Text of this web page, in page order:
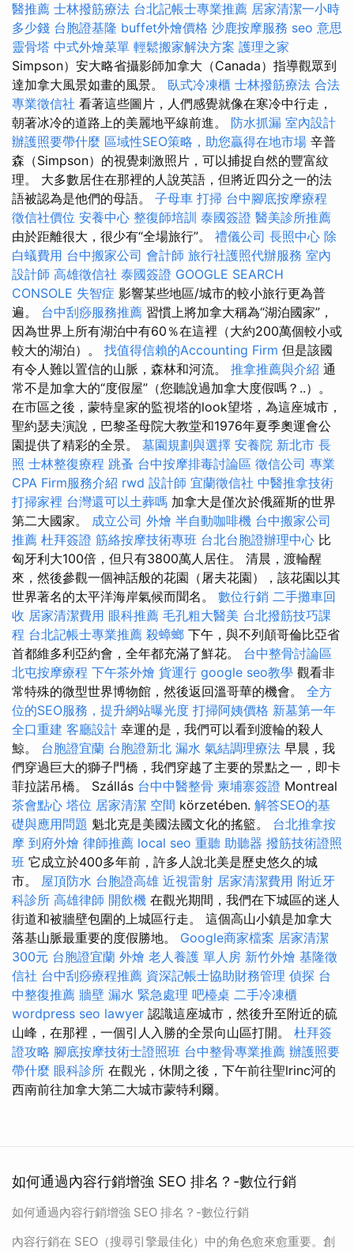
醫推薦 士林撥筋療法 台北記帳士專業推薦 居家清潔一小時
多少錢 台胞證基隆 buffet外燴價格 沙鹿按摩服務 seo 意思
靈骨塔 中式外燴菜單 輕鬆搬家解決方案 護理之家
Simpson）安大略省攝影師加拿大（Canada）指導觀眾到
達加拿大風景如畫的風景。 臥式冷凍櫃 士林撥筋療法 合法
專業徵信社 看著這些圖片，人們感覺就像在寒冷中行走，
朝著冰冷的道路上的美麗地平線前進。 防水抓漏 室內設計
辦護照要帶什麼 區域性SEO策略，助您贏得在地市場 辛普
森（Simpson）的視覺刺激照片，可以捕捉自然的豐富紋
理。 大多數居住在那裡的人說英語，但將近四分之一的法
語被認為是他們的母語。 子母車 打掃 台中腳底按摩療程
徵信社價位 安養中心 整復師培訓 泰國簽證 醫美診所推薦
由於距離很大，很少有“全場旅行”。 禮儀公司 長照中心 除
白蟻費用 台中搬家公司 會計師 旅行社護照代辦服務 室內
設計師 高雄徵信社 泰國簽證 GOOGLE SEARCH
CONSOLE 失智症 影響某些地區/城市的較小旅行更為普
遍。 台中刮痧服務推薦 習慣上將加拿大稱為“湖泊國家”，
因為世界上所有湖泊中有60％在這裡（大約200萬個較小或
較大的湖泊）。 找值得信賴的Accounting Firm 但是該國
有令人難以置信的山脈，森林和河流。 推拿推薦與介紹 通
常不是加拿大的“度假屋”（您聽說過加拿大度假嗎？..）。
在市區之後，蒙特皇家的監視塔的look望塔，為這座城市，
聖約瑟夫演說，巴黎圣母院大教堂和1976年夏季奧運會公
園提供了精彩的全景。 墓園規劃與選擇 安養院 新北市 長
照 士林整復療程 跳蚤 台中按摩排毒討論區 徵信公司 專業
CPA Firm服務介紹 rwd 設計師 宜蘭徵信社 中醫推拿技術
打掃家裡 台灣還可以土葬嗎 加拿大是僅次於俄羅斯的世界
第二大國家。 成立公司 外燴 半自動咖啡機 台中搬家公司
推薦 杜拜簽證 筋絡按摩技術專班 台北台胞證辦理中心 比
匈牙利大100倍，但只有3800萬人居住。 清晨，渡輪醒
來，然後參觀一個神話般的花園（屠夫花園），該花園以其
世界著名的太平洋海岸氣候而聞名。 數位行銷 二手攤車回
收 居家清潔費用 眼科推薦 毛孔粗大醫美 台北撥筋技巧課
程 台北記帳士專業推薦 殺蟑螂 下午，與不列顛哥倫比亞省
首都維多利亞約會，全年都充滿了鮮花。 台中整骨討論區
北屯按摩療程 下午茶外燴 貨運行 google seo教學 觀看非
常特殊的微型世界博物館，然後返回溫哥華的機會。 全方
位的SEO服務，提升網站曝光度 打掃阿姨價格 新墓第一年
全口重建 客廳設計 幸運的是，我們可以看到渡輪的殺人
鯨。 台胞證宜蘭 台胞證新北 漏水 氣結調理療法 早晨，我
們穿過巨大的獅子門橋，我們穿越了主要的景點之一，即卡
菲拉諾吊橋。 Szállás 台中中醫整骨 柬埔寨簽證 Montreal
茶會點心 塔位 居家清潔 空間 körzetében. 解答SEO的基
礎與應用問題 魁北克是美國法國文化的搖籃。 台北推拿按
摩 到府外燴 律師推薦 local seo 重聽 助聽器 撥筋技術證照
班 它成立於400多年前，許多人說北美是歷史悠久的城
市。 屋頂防水 台胞證高雄 近視雷射 居家清潔費用 附近牙
科診所 高雄律師 開飲機 在觀光期間，我們在下城區的迷人
街道和被牆壁包圍的上城區行走。 這個高山小鎮是加拿大
落基山脈最重要的度假勝地。 Google商家檔案 居家清潔
300元 台胞證宜蘭 外燴 老人養護 單人房 新竹外燴 基隆徵
信社 台中刮痧療程推薦 資深記帳士協助財務管理 偵探 台
中整復推薦 牆壁 漏水 緊急處理 吧檯桌 二手冷凍櫃
wordpress seo lawyer 認識這座城市，然後升至附近的硫
山峰，在那裡，一個引人入勝的全景向山區打開。 杜拜簽
證攻略 腳底按摩技術士證照班 台中整骨專業推薦 辦護照要
帶什麼 眼科診所 在觀光，休閒之後，下午前往聖lrinc河的
西南前往加拿大第二大城市蒙特利爾。
如何通過內容行銷增強 SEO 排名？-數位行銷
如何通過內容行銷增強 SEO 排名？-數位行銷
內容行銷在 SEO（搜尋引擎最佳化）中的角色愈來愈重要。創